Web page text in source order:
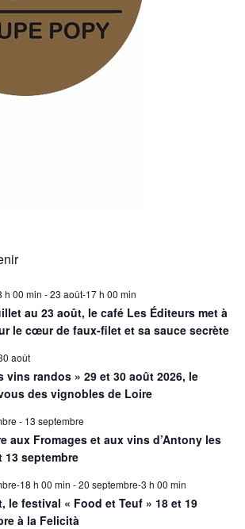
h 00 min -23 août-17 h 00 min
au 23 août, le café Les Éditeurs met à
le cœur de faux-filet et sa sauce secrète
août
vins randos » 29 et 30 août 2026, le
des vignobles de Loire
- 13 septembre
aux Fromages et aux vins d’Antony les
13 septembre
18 h 00 min -20 septembre-3 h 00 min
le festival « Food et Teuf » 18 et 19
à la Felicità